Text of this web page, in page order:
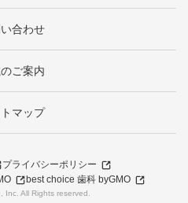
合わせ
ご案内
マップ
プライバシーポリシー
best choice 歯科 byGMO
Inc. All Rights reserved.